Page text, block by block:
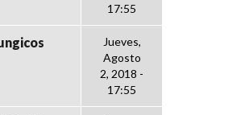
17:55
Jueves,
Agosto
2, 2018 -
17:55